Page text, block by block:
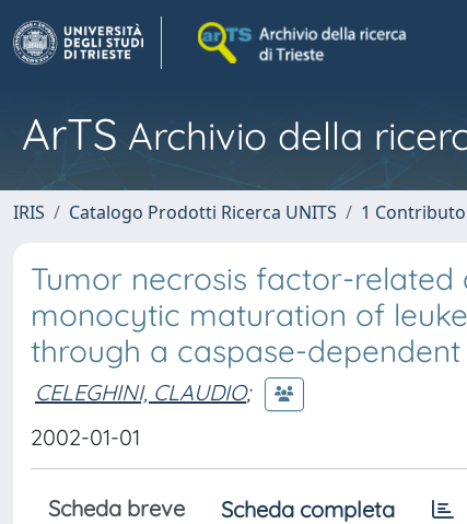
ArTS Archivio della
IRIS Catalogo Prodotti Ricerca UNITS 1
Tumor necrosis factor-
monocytic maturation of
through a caspase-
CELEGHINI, CLAUDIO;
2002-01-01
Scheda breve Scheda completa